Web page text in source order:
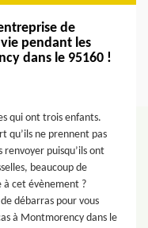
de
pendant les
dans le 95160 !
qui ont trois enfants.
qu’ils ne prennent pas
renvoyer puisqu’ils ont
beaucoup de
à cet évènement ?
débarras pour vous
à Montmorency dans le